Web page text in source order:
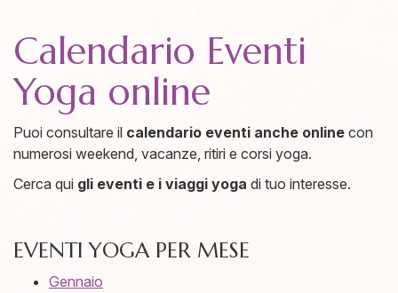
Calendario Eventi
Yoga online
Puoi consultare il calendario eventi anche online con
numerosi weekend, vacanze, ritiri e corsi yoga.
Cerca qui gli eventi e i viaggi yoga di tuo interesse.
EVENTI YOGA PER MESE
Gennaio